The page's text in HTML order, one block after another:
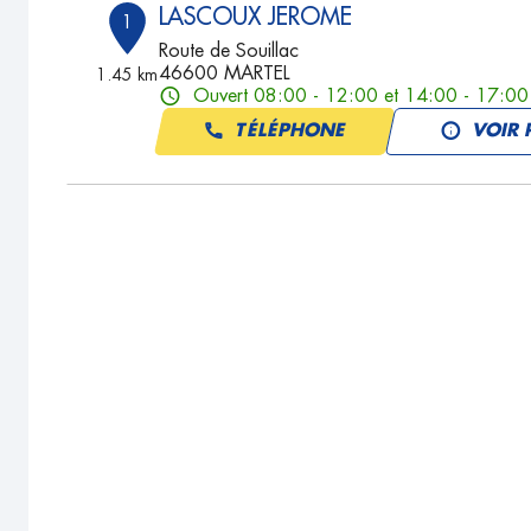
1
1.45 km
LASCOUX JEROME
Route de Souillac
46600 MARTEL
Ouvert 08:00 - 12:00 et 14:00 - 17:00
TÉLÉPHONE VOIR